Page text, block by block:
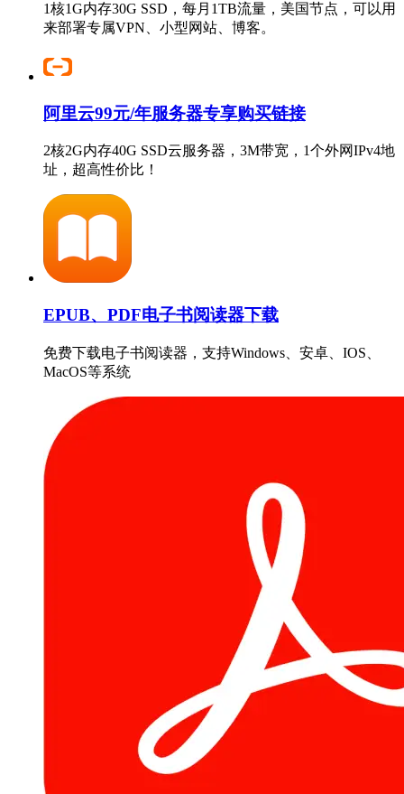
1核1G内存30G SSD，每月1TB流量，美国节点，可以用
来部署专属VPN、小型网站、博客。
阿里云99元/年服务器专享购买链接
2核2G内存40G SSD云服务器，3M带宽，1个外网IPv4地
址，超高性价比！
EPUB、PDF电子书阅读器下载
免费下载电子书阅读器，支持Windows、安卓、IOS、
MacOS等系统